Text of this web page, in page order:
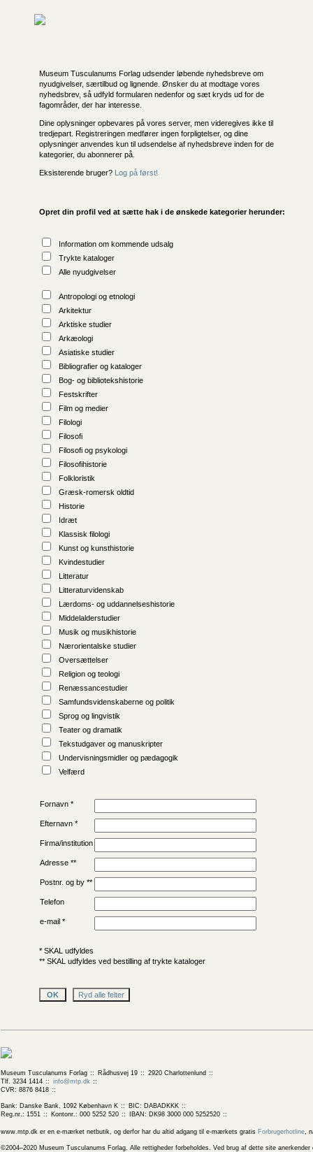
Museum Tusculanums Forlag udsender løbende nyhedsbreve om
nyudgivelser, særtilbud og lignende. Ønsker du at modtage vores
nyhedsbrev, så udfyld formularen nedenfor og sæt kryds ud for de
fagområder, der har interesse.
Dine oplysninger opbevares på vores server, men videregives ikke til
tredjepart. Registreringen medfører ingen forpligtelser, og dine
oplysninger anvendes kun til udsendelse af nyhedsbreve inden for de
kategorier, du abonnerer på.
Eksisterende bruger? Log på først!
Opret din profil ved at sætte hak i de ønskede kategorier herunder:
Information om kommende udsalg
Trykte kataloger
Alle nyudgivelser
Antropologi og etnologi
Arkitektur
Arktiske studier
Arkæologi
Asiatiske studier
Bibliografier og kataloger
Bog- og bibliotekshistorie
Festskrifter
Film og medier
Filologi
Filosofi
Filosofi og psykologi
Filosofihistorie
Folkloristik
Græsk-romersk oldtid
Historie
Idræt
Klassisk filologi
Kunst og kunsthistorie
Kvindestudier
Litteratur
Litteraturvidenskab
Lærdoms- og uddannelseshistorie
Middelalderstudier
Musik og musikhistorie
Nærorientalske studier
Oversættelser
Religion og teologi
Renæssancestudier
Samfunds­videnskaberne og politik
Sprog og lingvistik
Teater og dramatik
Tekstudgaver og manuskripter
Undervisningsmidler og pædagogik
Velfærd
Fornavn *
Efternavn *
Firma/institution
Adresse **
Postnr. og by **
Telefon
e-mail *
* SKAL udfyldes
** SKAL udfyldes ved bestilling af trykte kataloger
Museum Tusculanums Forlag Rådhusvej 19
2920 Charlottenlund
Tlf. 3234 1414
info@mtp.dk
CVR: 8876 8418
Bank: Danske Bank, 1092 København K
BIC: DABADKKK
Reg.nr.: 1551
Kontonr.: 000 5252 520 IBAN: DK98 3000 000 5252520
www.mtp.dk er en e-mærket netbutik, og derfor har du altid adgang til e-mærkets gratis Forbrugerhotline,
©2004–2020 Museum Tusculanums Forlag. Alle rettigheder forbeholdes. Ved brug af dette site